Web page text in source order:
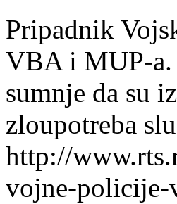
Pripadnik
VBA i MUP-a.
sumnje da su
zloupotreba
http://
vojne-policije-